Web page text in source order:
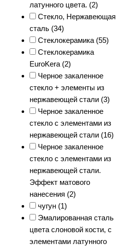
латунного цвета. (2)
Стекло, Нержавеющая
сталь (34)
Стеклокерамика (55)
Стеклокерамика
EuroKera (2)
Черное закаленное
стекло + элементы из
нержавеющей стали (3)
Черное закаленное
стекло с элементами из
нержавеющей стали (16)
Черное закаленное
стекло с элементами из
нержавеющей стали.
Эффект матового
нанесения (2)
чугун (1)
Эмалированная сталь
цвета слоновой кости, с
элементами латунного